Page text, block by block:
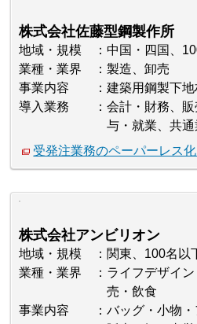
株式会社佐藤型鋼製作所
地域・規模
中国・四国、
業種・業界
製造、卸売
事業内容
建築用鋼製下
導入業務
会計・財務、
与・就業、共通
受発注業務のペーパーレス
株式会社アンビリオン
地域・規模
関東、100名以
業種・業界
ライフデザイ
売・飲食
事業内容
バッグ・小物・